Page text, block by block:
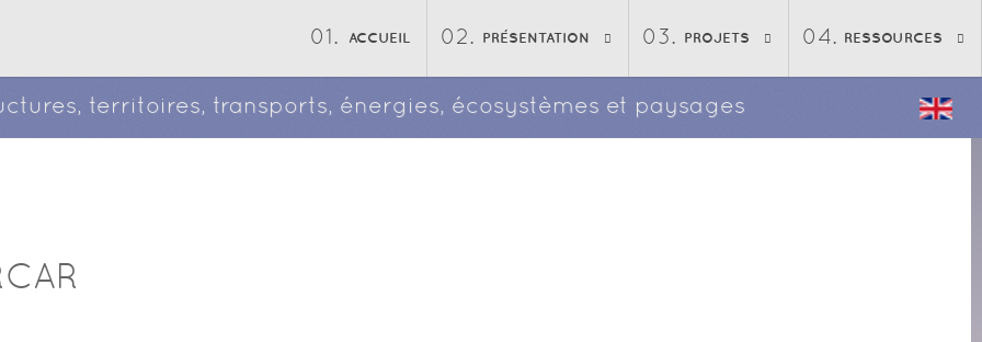
ACCUEIL PRÉSENTATION PROJETS RESSOURCES
territoires, transports, énergies, écosystèmes et paysages